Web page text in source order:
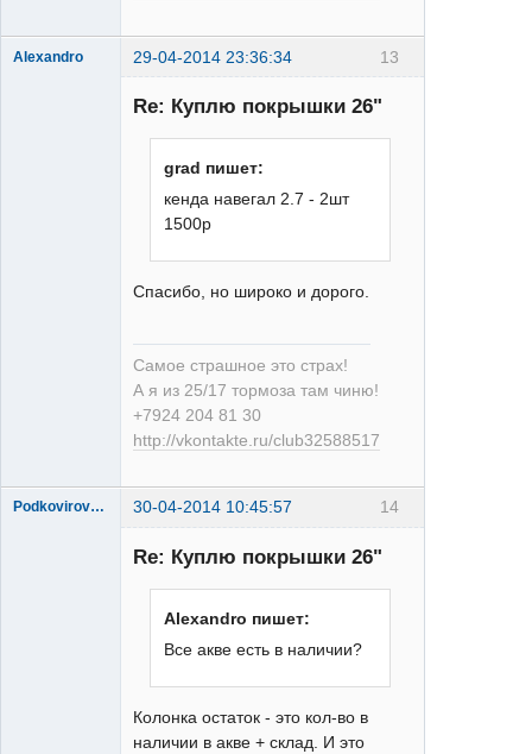
13
Alexandro 29-04-2014 23:36:34
Re: Куплю покрышки 26"
grad пишет:
кенда навегал 2.7 - 2шт
1500р
Спасибо, но широко и дорого.
Самое страшное это страх!
А я из 25/17 тормоза там чиню!
+7924 204 81 30
http://vkontakte.ru/club32588517
14
Podkovirov_Alex 30-04-2014 10:45:57
Re: Куплю покрышки 26"
Alexandro пишет:
Все акве есть в наличии?
Колонка остаток - это кол-во в
наличии в акве + склад. И это